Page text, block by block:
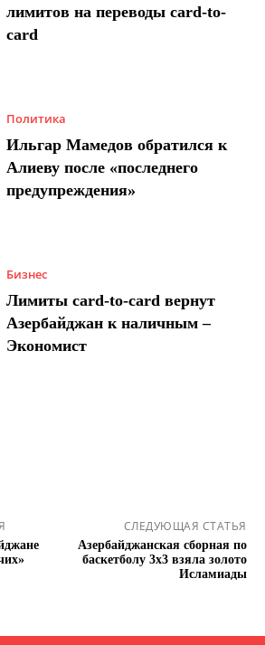
лимитов на переводы card-to-
card
Политика
Ильгар Мамедов обратился к
Алиеву после «последнего
предупреждения»
Бизнес
Лимиты card-to-card вернут
Азербайджан к наличным –
Экономист
СЛЕДУЮЩАЯ СТАТЬЯ
Азербайджанская сборная по
баскетболу 3х3 взяла золото
Исламиады